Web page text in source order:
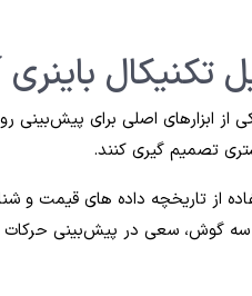
تکنیکال
از ابزارهای اصلی برای پیش‌بینی
تصمیم‌ گیری کنند.
از تاریخچه داده‌ های قیمت و
سه‌ گوش، سعی در پیش‌بینی حرکات